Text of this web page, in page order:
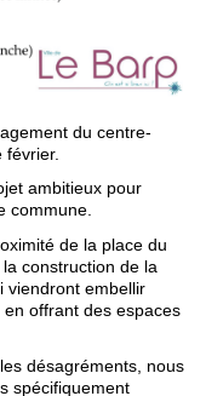
du centre-
ambitieux pour
commune.
de la place du
construction de la
viendront embellir
offrant des espaces
désagréments, nous
spécifiquement